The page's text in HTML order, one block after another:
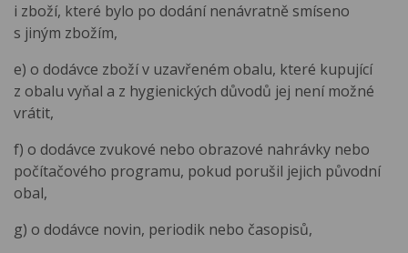
i zboží, které bylo po dodání nenávratně smíseno
s jiným zbožím,
e) o dodávce zboží v uzavřeném obalu, které kupující
z obalu vyňal a z hygienických důvodů jej není možné
vrátit,
f) o dodávce zvukové nebo obrazové nahrávky nebo
počítačového programu, pokud porušil jejich původní
obal,
g) o dodávce novin, periodik nebo časopisů,